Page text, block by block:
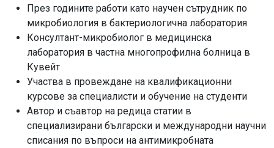
През годините работи като научен сътрудник по
микробиология в бактериологична лаборатория
Консултант-микробиолог в медицинска
лаборатория в частна многопрофилна болница в
Кувейт
Участва в провеждане на квалификационни
курсове за специалисти и обучение на студенти
Автор и съавтор на редица статии в
специализирани български и международни научни
списания по въпроси на антимикробната